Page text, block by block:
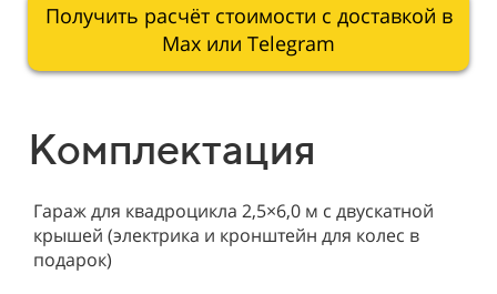
Получить расчёт стоимости с доставкой в
Мах или Telegram
Комплектация
Гараж для квадроцикла 2,5×6,0 м с двускатной
крышей (электрика и кронштейн для колес в
подарок)